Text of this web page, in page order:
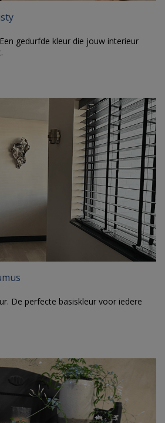
gedurfde kleur die jouw interieur
De perfecte basiskleur voor iedere